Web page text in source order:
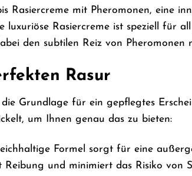
Rasiercreme mit Pheromonen, eine
luxuriöse Rasiercreme ist speziell für
den subtilen Reiz von
Rasur
Grundlage für ein gepflegtes
um Ihnen genau das zu bieten:
Formel sorgt für eine
Reibung und minimiert das Risiko von